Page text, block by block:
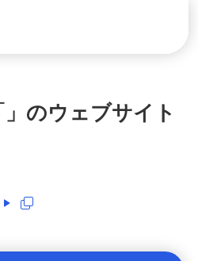
」のウェブサイト